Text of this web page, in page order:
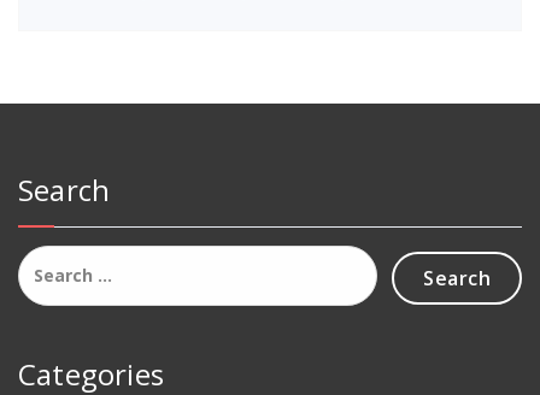
Search
Search
for:
Categories